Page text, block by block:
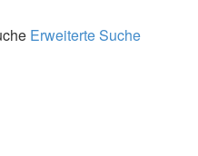
Erweiterte Suche